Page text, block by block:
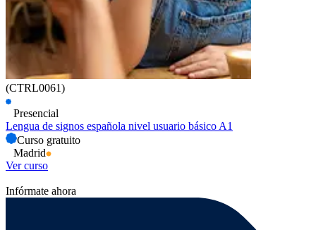
(CTRL0061)
Presencial
Lengua de signos española nivel usuario básico A1
Curso gratuito
Madrid
Ver curso
Infórmate ahora